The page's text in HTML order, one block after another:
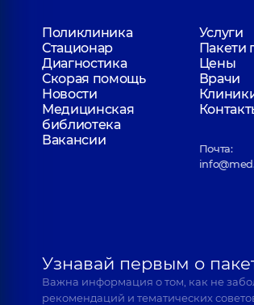
Поликлиника
Услуги
Стационар
Пакети
Диагностика
Цены
Скорая помощь
Врачи
Новости
Медицинская
библиотека
Вакансии
Почта:
Узнавай первым о
Важна информация о том, как не
рекомендаций и тематических